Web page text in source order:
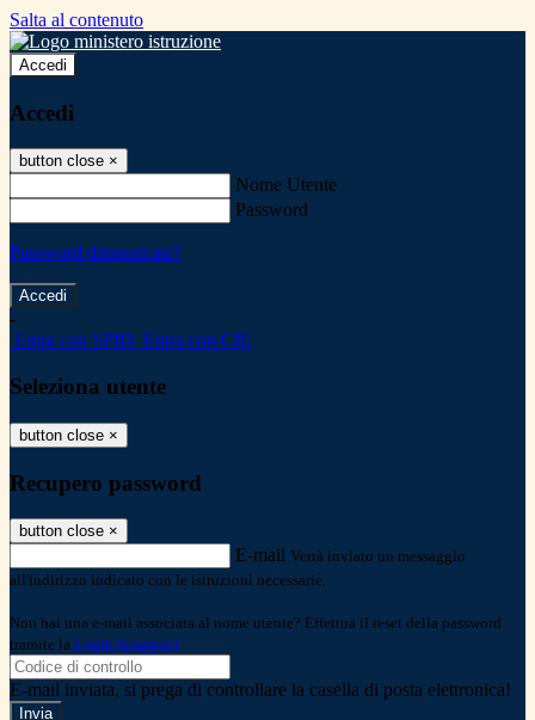
Salta al contenuto
Accedi
Accedi
button close ×
Nome Utente
Password
Password dimenticata?
-
Entra con SPID Entra con CIE
Seleziona utente
button close ×
Recupero password
button close ×
E-mail Verrà inviato un messaggio
all'indirizzo indicato con le istruzioni necessarie.
Non hai una e-mail associata al nome utente? Effettua il reset della password
tramite la Login Spaggiari
E-mail inviata, si prega di controllare la casella di posta elettronica!